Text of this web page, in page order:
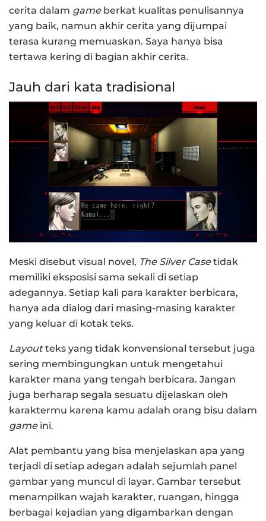
cerita dalam gameberkat kualitas penulisannya
yang baik, namun akhir cerita yang dijumpai
terasa kurang memuaskan. Saya hanya bisa
tertawa kering di bagian akhir cerita.
Jauh dari kata tradisional
Meski disebut visual novel, The Silver Casetidak
memiliki eksposisi sama sekali di setiap
adegannya. Setiap kali para karakter berbicara,
hanya ada dialog dari masing-masing karakter
yang keluar di kotak teks.
Layoutteks yang tidak konvensional tersebut juga
sering membingungkan untuk mengetahui
karakter mana yang tengah berbicara. Jangan
juga berharap segala sesuatu dijelaskan oleh
karaktermu karena kamu adalah orang bisu dalam
gameini.
Alat pembantu yang bisa menjelaskan apa yang
terjadi di setiap adegan adalah sejumlah panel
gambar yang muncul di layar. Gambar tersebut
menampilkan wajah karakter, ruangan, hingga
berbagai kejadian yang digambarkan dengan